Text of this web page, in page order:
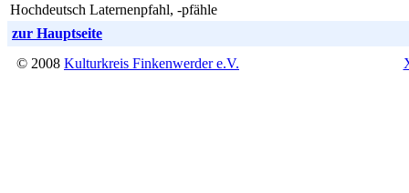
Hochdeutsch Laternenpfahl, -pfähle
zur Hauptseite
© 2008 Kulturkreis Finkenwerder e.V.